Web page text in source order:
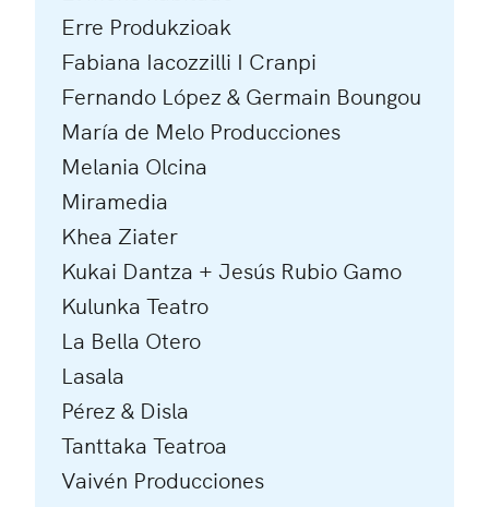
Erre Produkzioak
Fabiana Iacozzilli I Cranpi
Fernando López & Germain Boungou
María de Melo Producciones
Melania Olcina
Miramedia
Khea Ziater
Kukai Dantza + Jesús Rubio Gamo
Kulunka Teatro
La Bella Otero
Lasala
Pérez & Disla
Tanttaka Teatroa
Vaivén Producciones